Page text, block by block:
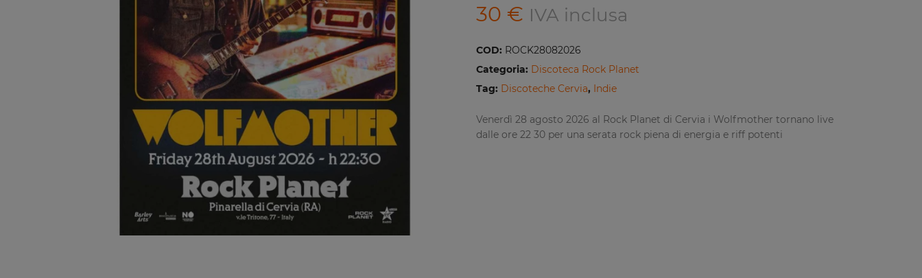
30 € IVA inclusa
COD: ROCK28082026
Categoria: Discoteca Rock Planet
Tag: Discoteche Cervia, Indie
Venerdì 28 agosto 2026 al Rock Planet di Cervia i Wolfmother tornano live
dalle ore 22 30 per una serata rock piena di energia e riff potenti